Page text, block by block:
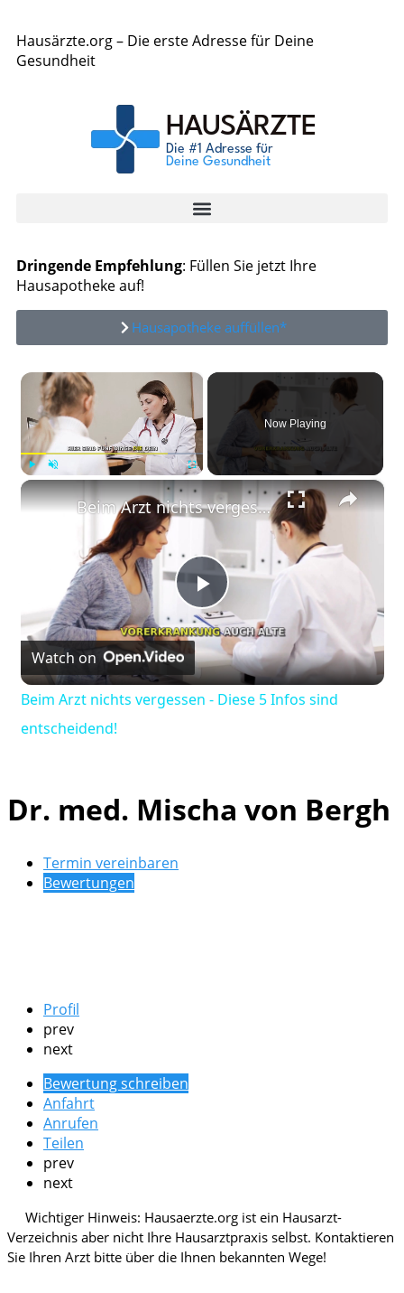
Hausärzte.org – Die erste Adresse für Deine
Gesundheit
Dringende Empfehlung: Füllen Sie jetzt Ihre
Hausapotheke auf!
Hausapotheke auffüllen*
×
Now Playing
×
Play
Video
Beim Arzt nichts vergessen - Diese 5 Infos sind entscheidend!
Watch on
Beim Arzt nichts vergessen - Diese 5 Infos sind
entscheidend!
Dr. med. Mischa von Bergh
Termin vereinbaren
Bewertungen
Profil
prev
next
Bewertung schreiben
Anfahrt
Anrufen
Teilen
prev
next